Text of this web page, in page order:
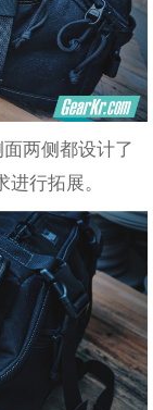
两侧都设计了
行拓展。